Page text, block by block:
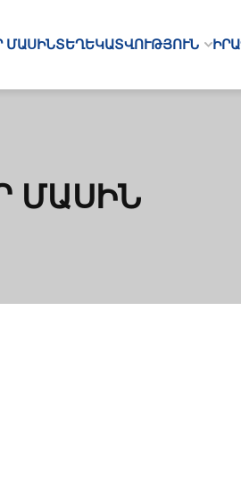
ՄԱՍԻՆՏԵՂԵԿԱՏՎՈՒԹՅՈՒՆ
ՄԱՍԻՆ